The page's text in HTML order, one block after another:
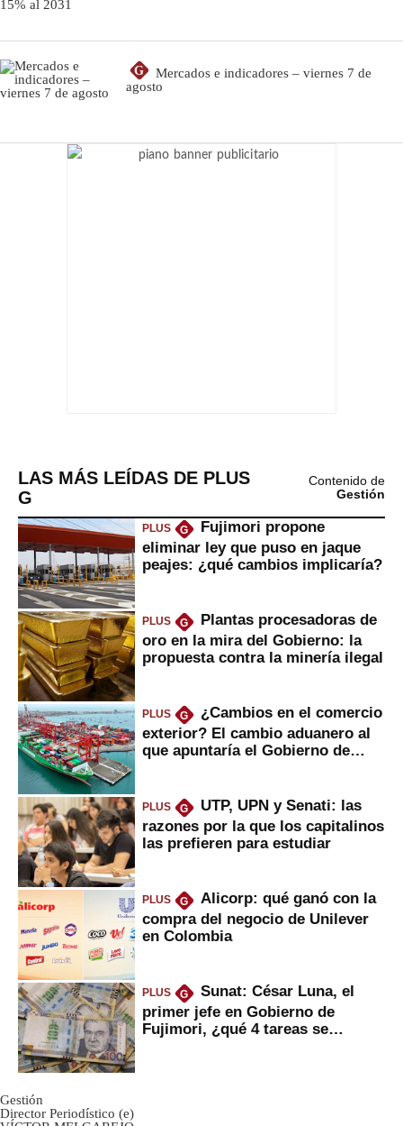
G
Mercados e indicadores – viernes 7 de
agosto
LAS MÁS LEÍDAS DE PLUS
G
Contenido de
Gestión
PLUS G
Fujimori propone
eliminar ley que puso en jaque
peajes: ¿qué cambios implicaría?
PLUS G
Plantas procesadoras de
oro en la mira del Gobierno: la
propuesta contra la minería ilegal
PLUS G
¿Cambios en el comercio
exterior? El cambio aduanero al
que apuntaría el Gobierno de
PLUS G
UTP, UPN y Senati: las
razones por la que los capitalinos
las prefieren para estudiar
PLUS G
Alicorp: qué ganó con la
compra del negocio de Unilever
en Colombia
PLUS G
Sunat: César Luna, el
primer jefe en Gobierno de
Fujimori, ¿qué 4 tareas se
Gestión
Director Periodístico (e)